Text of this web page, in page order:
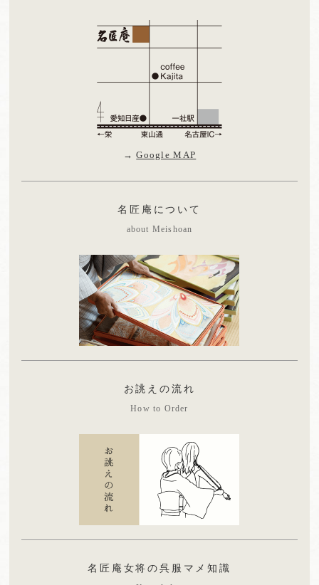
→Google MAP
名匠庵について
about Meishoan
お誂えの流れ
How to Order
名匠庵女将の呉服マメ知識